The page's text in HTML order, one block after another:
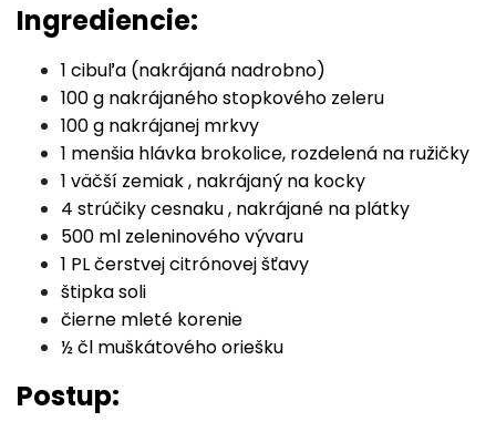
Ingrediencie:
1 cibuľa (nakrájaná nadrobno)
100 g nakrájaného stopkového zeleru
100 g nakrájanej mrkvy
1 menšia hlávka brokolice, rozdelená na ružičky
1 väčší zemiak , nakrájaný na kocky
4 strúčiky cesnaku , nakrájané na plátky
500 ml zeleninového vývaru
1 PL čerstvej citrónovej šťavy
štipka soli
čierne mleté korenie
½ čl muškátového oriešku
Postup: